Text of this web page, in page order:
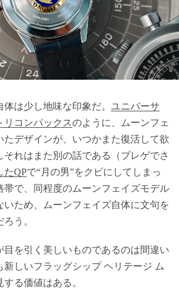
は少し地味な印象だ。 ユニバーサ
リコンパックスのように、ムーンフェ
たデザインが、いつかまた復活して欲
それはまた別の話である（ブレゲでさ
たQPで“月の男”をクビにしてしまっ
帯で、同程度のムーンフェイズモデル
いため、ムーンフェイズ自体に文句を
う。
を引く美しいものであるのは間違い
新しいフラッグシップ ヘリテージ ム
る価値はある。